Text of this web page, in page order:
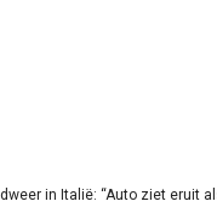
in Italië: “Auto ziet eruit